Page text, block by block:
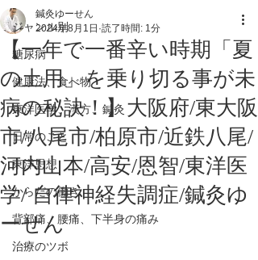
ジャンル別
糖尿病
健康法、食べ物
東洋医学、漢方、鍼灸
日常のこと
東洋思想
からだの働き
背部痛、腰痛、下半身の痛み
治療のツボ
【一年で一番辛い時期「夏
の土用」を乗り切る事が未
病の秘訣！】大阪府/東大阪
市/八尾市/柏原市/近鉄八尾/
河内山本/高安/恩智/東洋医
学/ 自律神経失調症/鍼灸ゆ
ーせん
鍼灸ゆーせん
2024年8月1日 読了時間: 1分